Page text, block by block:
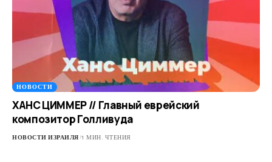
НОВОСТИ
ХАНС ЦИММЕР // Главный еврейский
композитор Голливуда
НОВОСТИ ИЗРАИЛЯ 1 МИН. ЧТЕНИЯ